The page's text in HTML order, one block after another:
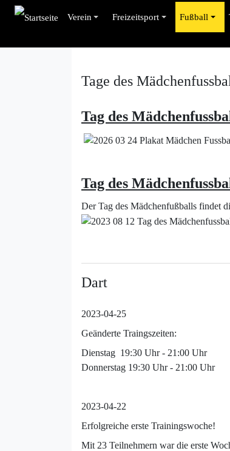
Verein Freizeitsport Fußball
Tage des
Tag des
Tag des
Der Tag des Mädchenfußballs findet
Dart
2023-04-25
Geänderte Traingszeiten:
Dienstag 19:30 Uhr - 21:00 Uhr
Donnerstag 19:30 Uhr - 21:00 Uhr
2023-04-22
Erfolgreiche erste Trainingswoche!
Mit 23 Teilnehmern war die erste